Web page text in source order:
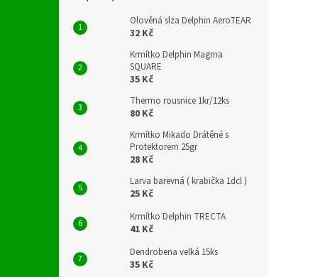
Olověná slza Delphin AeroTEAR
32 Kč
Krmítko Delphin Magma
SQUARE
35 Kč
Thermo rousnice 1kr/12ks
80 Kč
Krmítko Mikado Drátěné s
Protektorem 25gr
28 Kč
Larva barevná ( krabička 1dcl )
25 Kč
Krmítko Delphin TRECTA
41 Kč
Dendrobena velká 15ks
35 Kč